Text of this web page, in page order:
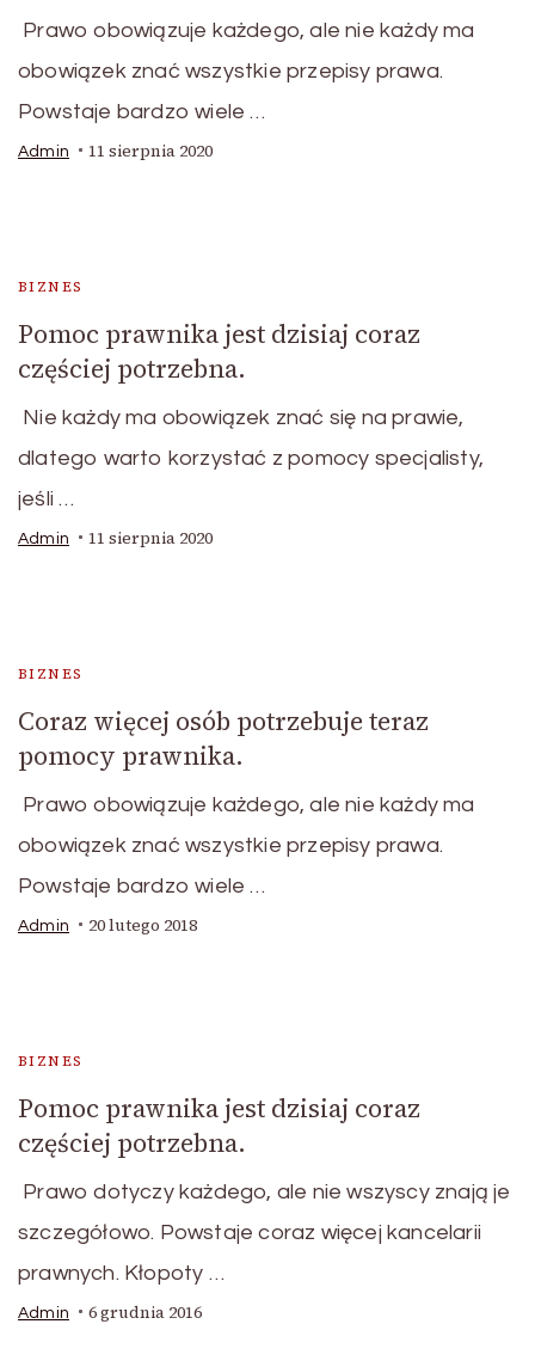
Prawo obowiązuje każdego, ale nie każdy ma
obowiązek znać wszystkie przepisy prawa.
Powstaje bardzo wiele …
Admin 11 sierpnia 2020
BIZNES
Pomoc prawnika jest dzisiaj coraz
częściej potrzebna.
Nie każdy ma obowiązek znać się na prawie,
dlatego warto korzystać z pomocy specjalisty,
jeśli …
Admin 11 sierpnia 2020
BIZNES
Coraz więcej osób potrzebuje teraz
pomocy prawnika.
Prawo obowiązuje każdego, ale nie każdy ma
obowiązek znać wszystkie przepisy prawa.
Powstaje bardzo wiele …
Admin 20 lutego 2018
BIZNES
Pomoc prawnika jest dzisiaj coraz
częściej potrzebna.
Prawo dotyczy każdego, ale nie wszyscy znają je
szczegółowo. Powstaje coraz więcej kancelarii
prawnych. Kłopoty …
Admin 6 grudnia 2016